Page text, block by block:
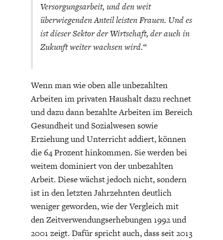
WELTWIRTSCHAFT
Versorgungsarbeit, und den weit
überwiegenden Anteil leisten Frauen. Und es
ist dieser Sektor der Wirtschaft, der auch in
Zukunft weiter wachsen wird.“
Wenn man wie oben alle unbezahlten
Arbeiten im privaten Haushalt dazu rechnet
und dazu dann bezahlte Arbeiten im Bereich
Gesundheit und Sozialwesen sowie
Erziehung und Unterricht addiert, können
die 64 Prozent hinkommen. Sie werden bei
weitem dominiert von der unbezahlten
Arbeit. Diese wächst jedoch nicht, sondern
ist in den letzten Jahrzehnten deutlich
weniger geworden, wie der Vergleich mit
den Zeitverwendungserhebungen 1992 und
2001 zeigt. Dafür spricht auch, dass seit 2013